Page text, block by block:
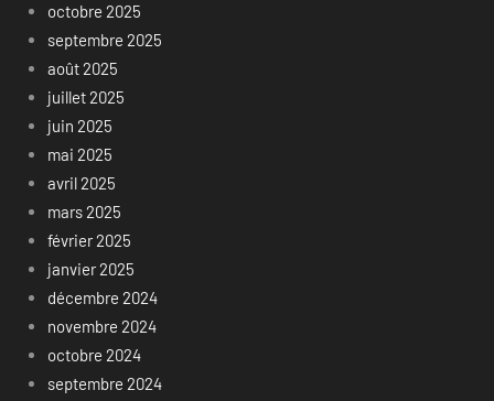
octobre 2025
septembre 2025
août 2025
juillet 2025
juin 2025
mai 2025
avril 2025
mars 2025
février 2025
janvier 2025
décembre 2024
novembre 2024
octobre 2024
septembre 2024